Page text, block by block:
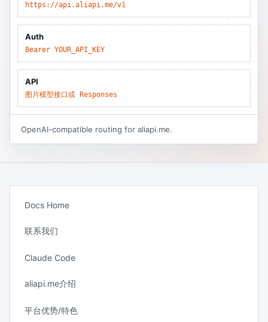
https://api.aliapi.me/v1
Auth
Bearer YOUR_API_KEY
API
图片模型接口或 Responses
OpenAI-compatible routing for aliapi.me.
Docs Home
联系我们
Claude Code
aliapi.me介绍
平台优势/特色